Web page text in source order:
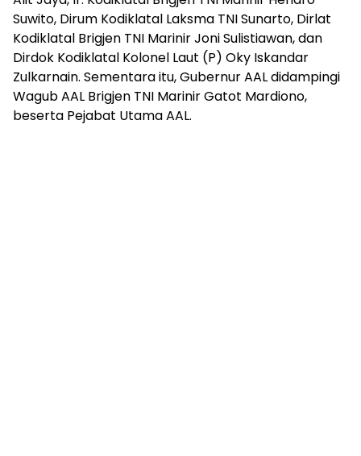
Suwito, Dirum Kodiklatal Laksma TNI Sunarto, Dirlat
Kodiklatal Brigjen TNI Marinir Joni Sulistiawan, dan
Dirdok Kodiklatal Kolonel Laut (P) Oky Iskandar
Zulkarnain. Sementara itu, Gubernur AAL didampingi
Wagub AAL Brigjen TNI Marinir Gatot Mardiono,
beserta Pejabat Utama AAL.